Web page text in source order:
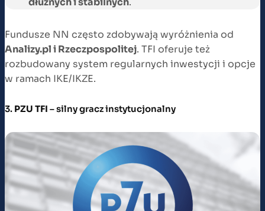
Fundusze NN często zdobywają wyróżnienia od
Analizy.pl i Rzeczpospolitej. TFI oferuje też
rozbudowany system regularnych inwestycji i opcje
w ramach IKE/IKZE.
3. PZU TFI – silny gracz instytucjonalny